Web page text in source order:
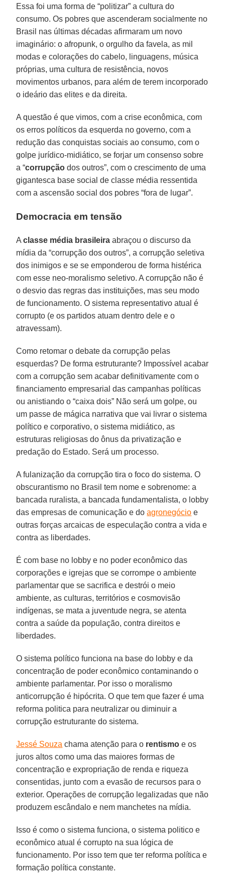
Essa foi uma forma de “politizar” a cultura do
consumo. Os pobres que ascenderam socialmente no
Brasil nas últimas décadas afirmaram um novo
imaginário: o afropunk, o orgulho da favela, as mil
modas e colorações do cabelo, linguagens, música
próprias, uma cultura de resistência, novos
movimentos urbanos, para além de terem incorporado
o ideário das elites e da direita.
A questão é que vimos, com a crise econômica, com
os erros políticos da esquerda no governo, com a
redução das conquistas sociais ao consumo, com o
golpe jurídico-midiático, se forjar um consenso sobre
a “corrupção dos outros”, com o crescimento de uma
gigantesca base social de classe média ressentida
com a ascensão social dos pobres “fora de lugar”.
Democracia em tensão
Aclasse média brasileira abraçou o discurso da
mídia da “corrupção dos outros”, a corrupção seletiva
dos inimigos e se se emponderou de forma histérica
com esse neo-moralismo seletivo. A corrupção não é
o desvio das regras das instituições, mas seu modo
de funcionamento. O sistema representativo atual é
corrupto (e os partidos atuam dentro dele e o
atravessam).
Como retomar o debate da corrupção pelas
esquerdas? De forma estruturante? Impossível acabar
com a corrupção sem acabar definitivamente com o
financiamento empresarial das campanhas políticas
ou anistiando o “caixa dois” Não será um golpe, ou
um passe de mágica narrativa que vai livrar o sistema
político e corporativo, o sistema midiático, as
estruturas religiosas do ônus da privatização e
predação do Estado. Será um processo.
A fulanização da corrupção tira o foco do sistema. O
obscurantismo no Brasil tem nome e sobrenome: a
bancada ruralista, a bancada fundamentalista, o lobby
das empresas de comunicação e doagronegócio e
outras forças arcaicas de especulação contra a vida e
contra as liberdades.
É com base no lobby e no poder econômico das
corporações e igrejas que se corrompe o ambiente
parlamentar que se sacrifica e destrói o meio
ambiente, as culturas, territórios e cosmovisão
indígenas, se mata a juventude negra, se atenta
contra a saúde da população, contra direitos e
liberdades.
O sistema político funciona na base do lobby e da
concentração de poder econômico contaminando o
ambiente parlamentar. Por isso o moralismo
anticorrupção é hipócrita. O que tem que fazer é uma
reforma politica para neutralizar ou diminuir a
corrupção estruturante do sistema.
Jessé Souza chama atenção para o rentismo e os
juros altos como uma das maiores formas de
concentração e expropriação de renda e riqueza
consentidas, junto com a evasão de recursos para o
exterior. Operações de corrupção legalizadas que não
produzem escândalo e nem manchetes na mídia.
Isso é como o sistema funciona, o sistema politico e
econômico atual é corrupto na sua lógica de
funcionamento. Por isso tem que ter reforma política e
formação política constante.